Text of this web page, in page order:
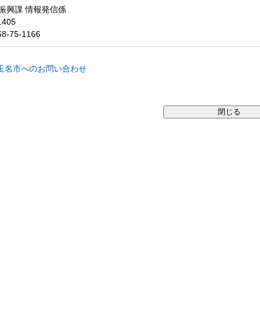
興課 情報発信係
75-1166
名市へのお問い合わせ